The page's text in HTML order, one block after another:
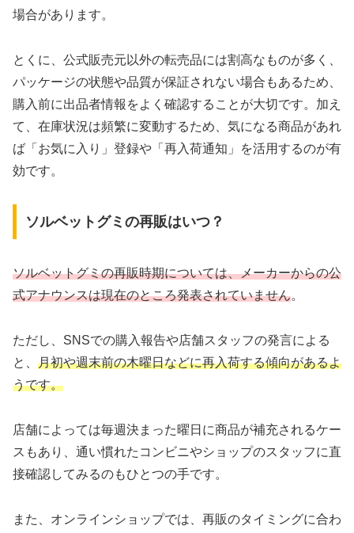
場合があります。
とくに、公式販売元以外の転売品には割高なものが多く、
パッケージの状態や品質が保証されない場合もあるため、
購入前に出品者情報をよく確認することが大切です。加え
て、在庫状況は頻繁に変動するため、気になる商品があれ
ば「お気に入り」登録や「再入荷通知」を活用するのが有
効です。
ソルベットグミの再販はいつ？
ソルベットグミの再販時期については、メーカーからの公
式アナウンスは現在のところ発表されていません。
ただし、SNSでの購入報告や店舗スタッフの発言による
と、 月初や週末前の木曜日などに再入荷する傾向があるよ
うです。
店舗によっては毎週決まった曜日に商品が補充されるケー
スもあり、通い慣れたコンビニやショップのスタッフに直
接確認してみるのもひとつの手です。
また、オンラインショップでは、再販のタイミングに合わ